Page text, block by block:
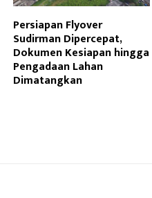
Persiapan Flyover
Sudirman Dipercepat,
Dokumen Kesiapan hingga
Pengadaan Lahan
Dimatangkan